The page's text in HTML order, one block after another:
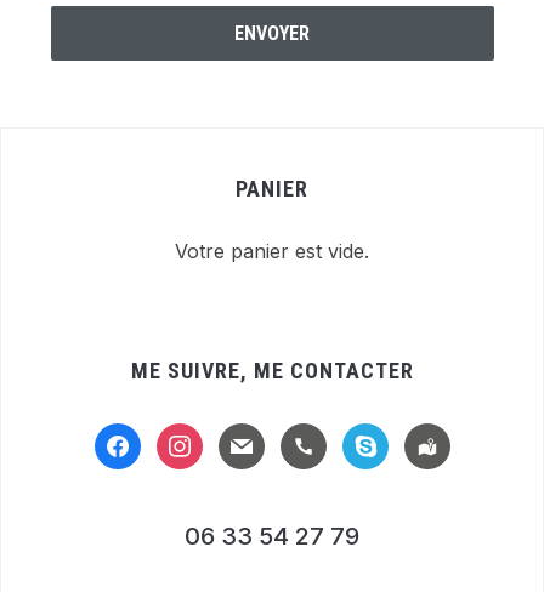
ENVOYER
PANIER
Votre panier est vide.
ME SUIVRE, ME CONTACTER
facebookinstagram
mail handsetskype
location-
alt
06 33 54 27 79